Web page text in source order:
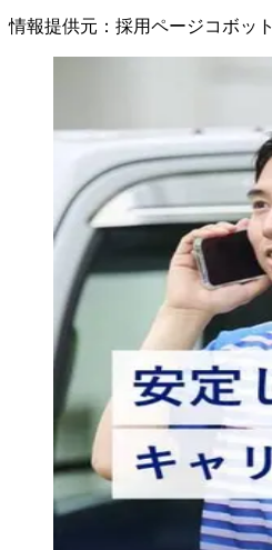
情報提供元 ： 採用ページコボット